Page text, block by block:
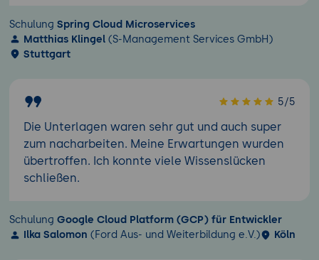
Schulung Spring Cloud Microservices
Matthias Klingel (S-Management Services GmbH)
Stuttgart
5/5
Die Unterlagen waren sehr gut und auch super
zum nacharbeiten. Meine Erwartungen wurden
übertroffen. Ich konnte viele Wissenslücken
schließen.
Schulung Google Cloud Platform (GCP) für Entwickler
Ilka Salomon (Ford Aus- und Weiterbildung e.V.) Köln